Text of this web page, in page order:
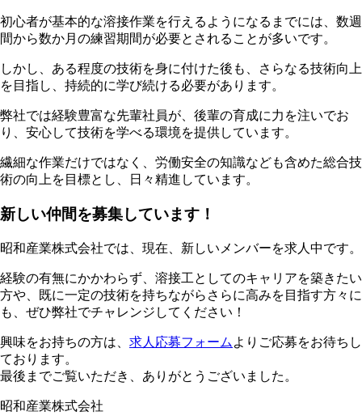
初心者が基本的な溶接作業を行えるようになるまでには、数週
間から数か月の練習期間が必要とされることが多いです。
しかし、ある程度の技術を身に付けた後も、さらなる技術向上
を目指し、持続的に学び続ける必要があります。
弊社では経験豊富な先輩社員が、後輩の育成に力を注いでお
り、安心して技術を学べる環境を提供しています。
繊細な作業だけではなく、労働安全の知識なども含めた総合技
術の向上を目標とし、日々精進しています。
新しい仲間を募集しています！
昭和産業株式会社では、現在、新しいメンバーを求人中です。
経験の有無にかかわらず、溶接工としてのキャリアを築きたい
方や、既に一定の技術を持ちながらさらに高みを目指す方々に
も、ぜひ弊社でチャレンジしてください！
興味をお持ちの方は、 求人応募フォーム よりご応募をお待ちし
ております。
最後までご覧いただき、ありがとうございました。
昭和産業株式会社